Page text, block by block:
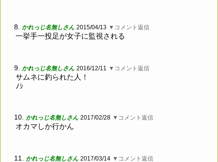
8. かれっじ名無しさん 2015/04/13 ▼コメント返信
一挙手一投足が女子に監視される
9. かれっじ名無しさん 2016/12/11 ▼コメント返信
サムネに釣られた人！
ﾉｼ
10. かれっじ名無しさん 2017/02/28 ▼コメント返信
オカマしか行かん
11. かれっじ名無しさん 2017/03/14 ▼コメント返信